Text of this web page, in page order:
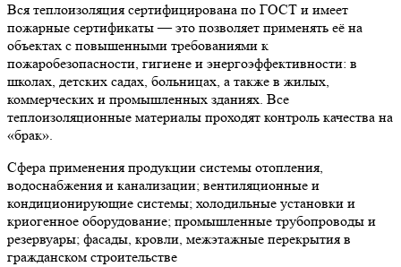
Вся теплоизоляция сертифицирована по ГОСТ и имеет
пожарные сертификаты — это позволяет применять её на
объектах с повышенными требованиями к
пожаробезопасности, гигиене и энергоэффективности: в
школах, детских садах, больницах, а также в жилых,
коммерческих и промышленных зданиях. Все
теплоизоляционные материалы проходят контроль качества на
«брак».
Сфера применения продукции системы отопления,
водоснабжения и канализации; вентиляционные и
кондиционирующие системы; холодильные установки и
криогенное оборудование; промышленные трубопроводы и
резервуары; фасады, кровли, межэтажные перекрытия в
гражданском строительстве